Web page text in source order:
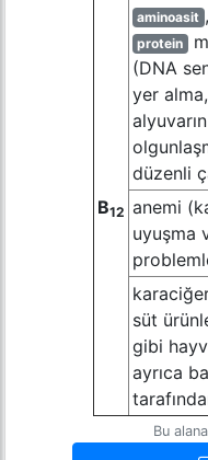
B12
aminoasit
protein
(DNA
yer
düzenli
anemi
uyuşma
süt
gibi
ayrıca
Bu